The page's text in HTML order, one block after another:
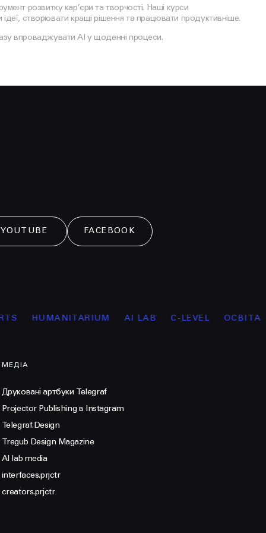
розвитку кар’єри та творчості. Наші курси
створювати кращі рішення та працювати продуктивніше.
впроваджувати AI у щоденні процеси.
YOUTUBE FACEBOOK
HUMANITARIUM AI LAB С-LEVEL ОСВІТА
МЕДІА
Друковані артбуки Telegraf
Projector Publishing в Instagram
Telegraf.Design
Tregub Design Magazine
AI lab media
interfaces.prjctr
creators.prjctr